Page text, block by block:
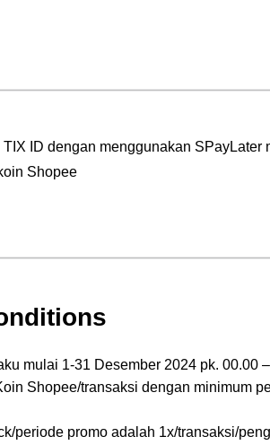
ID dengan menggunakan
Shopee
mulai 1-31 Desember 2024 pk. 00.00
Shopee/transaksi dengan minimum
periode promo adalah 1x/transaksi/